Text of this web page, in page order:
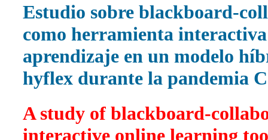
Estudio sobre blackboard-
como herramienta
aprendizaje en un modelo
hyflex durante la pandemia
A study of blackboard-
interactive online learning